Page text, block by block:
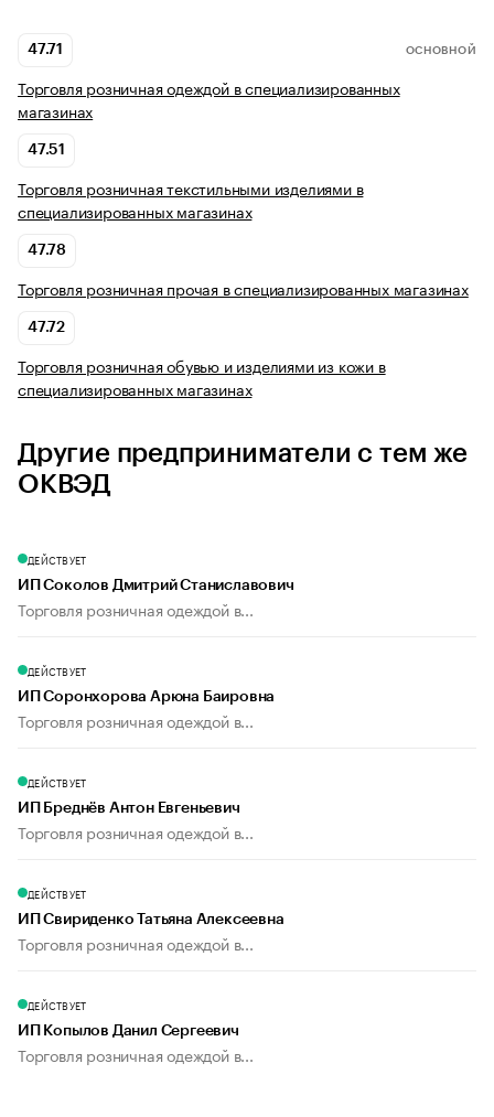
47.71 ОСНОВНОЙ
Торговля розничная одеждой в специализированных
магазинах
47.51
Торговля розничная текстильными изделиями в
специализированных магазинах
47.78
Торговля розничная прочая в специализированных магазинах
47.72
Торговля розничная обувью и изделиями из кожи в
специализированных магазинах
Другие предприниматели с тем же
ОКВЭД
ДЕЙСТВУЕТ
ИП Соколов Дмитрий Станиславович
Торговля розничная одеждой в...
ДЕЙСТВУЕТ
ИП Соронхорова Арюна Баировна
Торговля розничная одеждой в...
ДЕЙСТВУЕТ
ИП Бреднёв Антон Евгеньевич
Торговля розничная одеждой в...
ДЕЙСТВУЕТ
ИП Свириденко Татьяна Алексеевна
Торговля розничная одеждой в...
ДЕЙСТВУЕТ
ИП Копылов Данил Сергеевич
Торговля розничная одеждой в...